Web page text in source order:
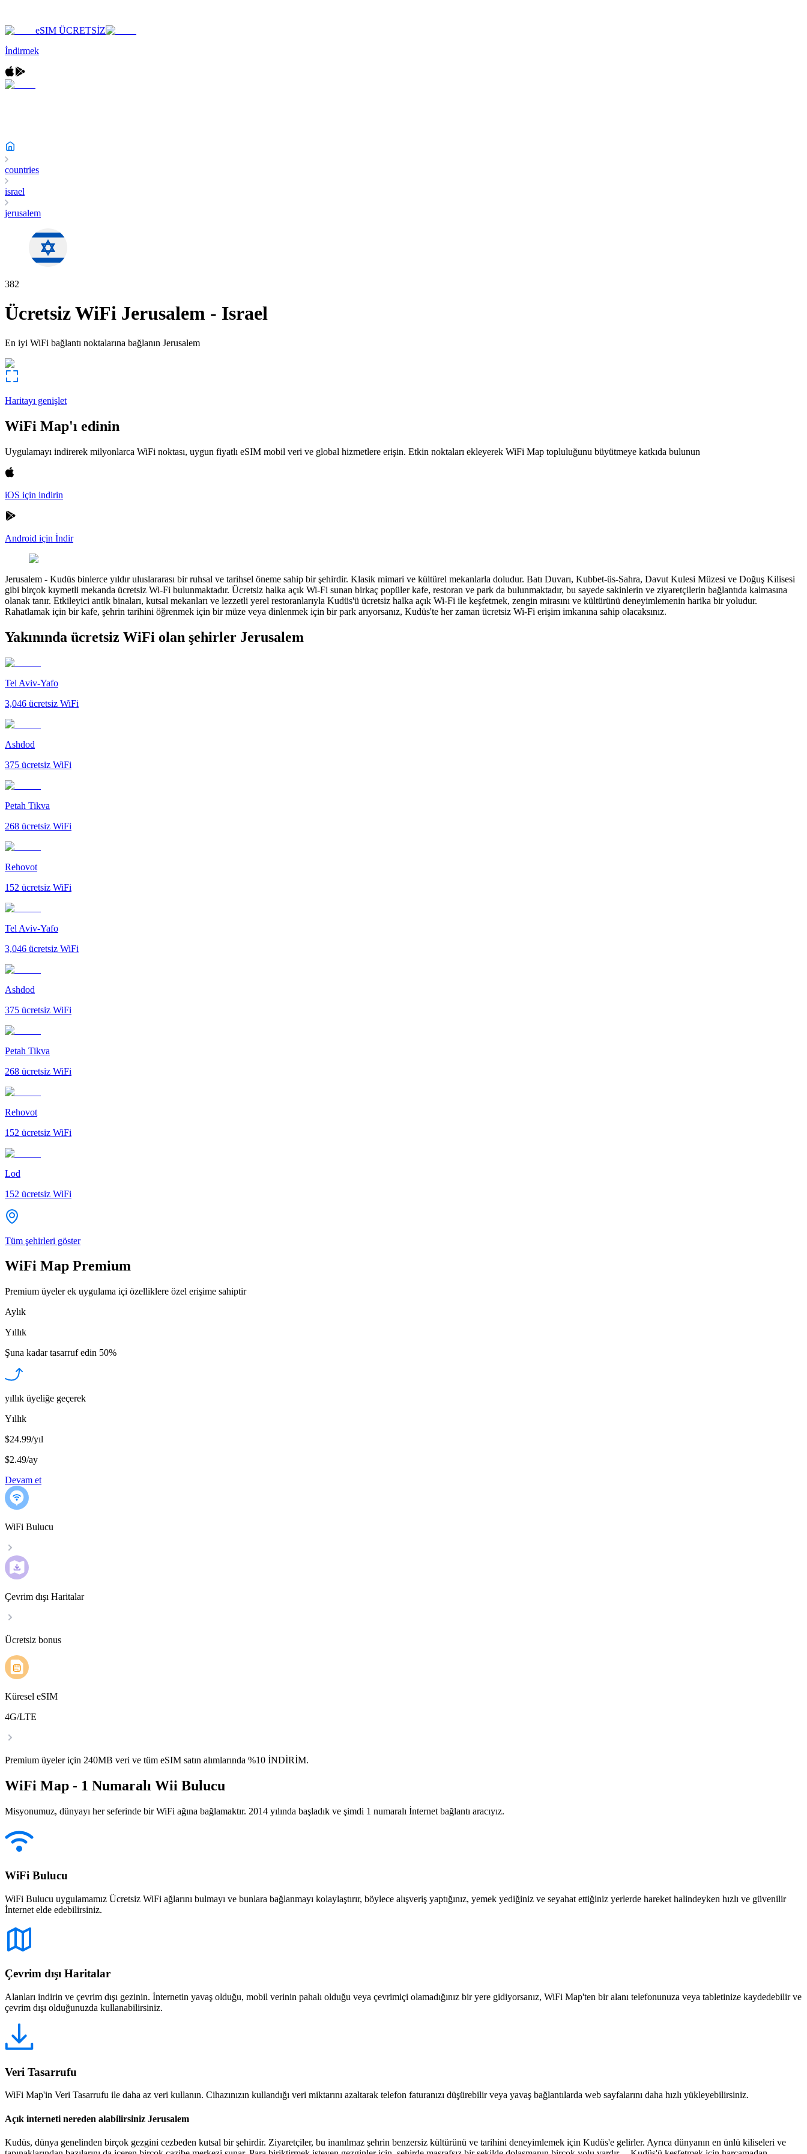
eSIM ÜCRETSİZ
İndirmek
countries
israel
jerusalem
382
Ücretsiz WiFi Jerusalem - Israel
En iyi WiFi bağlantı noktalarına bağlanın Jerusalem
Haritayı genişlet
WiFi Map'ı edinin
Uygulamayı indirerek milyonlarca WiFi noktası, uygun fiyatlı eSIM mobil veri ve global hizmetlere erişin. Etkin noktaları ekleyerek WiFi Map topluluğunu büyütmeye katkıda bulunun
iOS için indirin
Android için İndir
Jerusalem - Kudüs binlerce yıldır uluslararası bir ruhsal ve tarihsel öneme sahip bir şehirdir. Klasik mimari ve kültürel mekanlarla doludur. Batı Duvarı, Kubbet-üs-Sahra, Davut Kulesi Müzesi ve Doğuş Kilisesi
gibi birçok kıymetli mekanda ücretsiz Wi-Fi bulunmaktadır. Ücretsiz halka açık Wi-Fi sunan birkaç popüler kafe, restoran ve park da bulunmaktadır, bu sayede sakinlerin ve ziyaretçilerin bağlantıda kalmasına
olanak tanır. Etkileyici antik binaları, kutsal mekanları ve lezzetli yerel restoranlarıyla Kudüs'ü ücretsiz halka açık Wi-Fi ile keşfetmek, zengin mirasını ve kültürünü deneyimlemenin harika bir yoludur.
Rahatlamak için bir kafe, şehrin tarihini öğrenmek için bir müze veya dinlenmek için bir park arıyorsanız, Kudüs'te her zaman ücretsiz Wi-Fi erişim imkanına sahip olacaksınız.
Yakınında ücretsiz WiFi olan şehirler Jerusalem
Tel Aviv-Yafo
3,046 ücretsiz WiFi
Ashdod
375 ücretsiz WiFi
Petah Tikva
268 ücretsiz WiFi
Rehovot
152 ücretsiz WiFi
Tel Aviv-Yafo
3,046 ücretsiz WiFi
Ashdod
375 ücretsiz WiFi
Petah Tikva
268 ücretsiz WiFi
Rehovot
152 ücretsiz WiFi
Lod
152 ücretsiz WiFi
Tüm şehirleri göster
WiFi Map Premium
Premium üyeler ek uygulama içi özelliklere özel erişime sahiptir
Aylık
Yıllık
Şuna kadar tasarruf edin 50%
yıllık üyeliğe geçerek
Yıllık
$24.99/yıl
$2.49/ay
Devam et
WiFi Bulucu
Çevrim dışı Haritalar
Ücretsiz bonus
Küresel eSIM
4G/LTE
Premium üyeler için 240MB veri ve tüm eSIM satın alımlarında %10 İNDİRİM.
WiFi Map - 1 Numaralı Wii Bulucu
Misyonumuz, dünyayı her seferinde bir WiFi ağına bağlamaktır. 2014 yılında başladık ve şimdi 1 numaralı İnternet bağlantı aracıyız.
WiFi Bulucu
WiFi Bulucu uygulamamız Ücretsiz WiFi ağlarını bulmayı ve bunlara bağlanmayı kolaylaştırır, böylece alışveriş yaptığınız, yemek yediğiniz ve seyahat ettiğiniz yerlerde hareket halindeyken hızlı ve güvenilir
İnternet elde edebilirsiniz.
Çevrim dışı Haritalar
Alanları indirin ve çevrim dışı gezinin. İnternetin yavaş olduğu, mobil verinin pahalı olduğu veya çevrimiçi olamadığınız bir yere gidiyorsanız, WiFi Map'ten bir alanı telefonunuza veya tabletinize kaydedebilir ve
çevrim dışı olduğunuzda kullanabilirsiniz.
Veri Tasarrufu
WiFi Map'in Veri Tasarrufu ile daha az veri kullanın. Cihazınızın kullandığı veri miktarını azaltarak telefon faturanızı düşürebilir veya yavaş bağlantılarda web sayfalarını daha hızlı yükleyebilirsiniz.
Açık interneti nereden alabilirsiniz Jerusalem
Kudüs, dünya genelinden birçok gezgini cezbeden kutsal bir şehirdir. Ziyaretçiler, bu inanılmaz şehrin benzersiz kültürünü ve tarihini deneyimlemek için Kudüs'e gelirler. Ayrıca dünyanın en ünlü kiliseleri ve